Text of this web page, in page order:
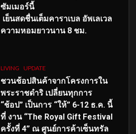
ซัมเมอร์นี้
เย็นสดชื่นเต็มคาราเบล อัพเลเวล
ความหอมยาวนาน 8 ชม.
LIVING UPDATE
ชวนช้อปสินค้าจากโครงการใน
พระราชดำริ เปลี่ยนทุกการ
“ช้อป” เป็นการ “ให้” 6-12 ธ.ค. นี้
ที่ งาน “The Royal Gift Festival
ครั้งที่ 4” ณ ศูนย์การค้าเซ็นทรัล